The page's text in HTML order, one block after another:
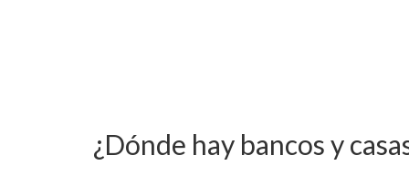
¿Dónde hay bancos y